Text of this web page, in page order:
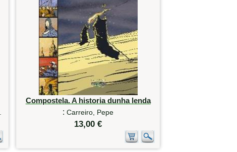
Compostela. A historia dunha lenda
:Carreiro, Pepe
13,00 €